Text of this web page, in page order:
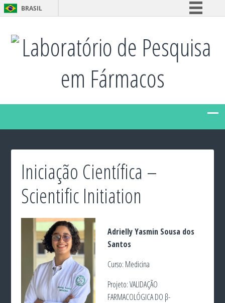
BRASIL
Comunica BR
Participe
Acesso à informação
Legislação
Canais
Laboratório de Pesquisa
em Fármacos
Iniciação Científica –
Scientific Initiation
Adrielly Yasmin Sousa dos
Santos
Curso: Medicina
Projeto: VALIDAÇÃO
FARMACOLÓGICA DO β-